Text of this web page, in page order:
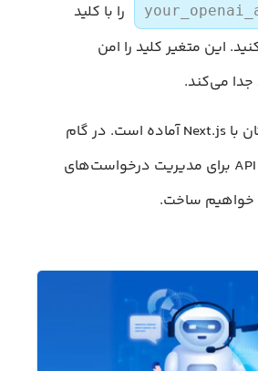
را با کلید
این متغیر کلید را امن
جدا می‌کند.
حال محیط توسعه‌تان با Next.js آماده‌ است. در گام
بعدی، نقطه پایانی API برای مدیریت درخواست‌های
ساخت.